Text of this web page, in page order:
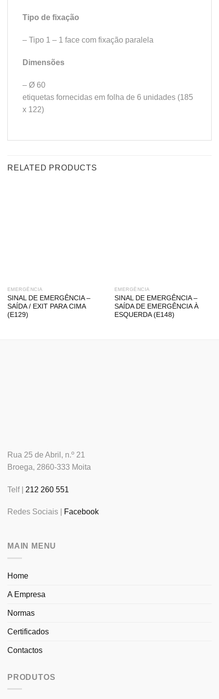
Tipo de fixação
– Tipo 1 – 1 face com fixação paralela
Dimensões
– Ø 60
etiquetas fornecidas em folha de 6 unidades (185
x 122)
RELATED PRODUCTS
EMERGÊNCIA
SINAL DE EMERGÊNCIA –
SAÍDA / EXIT PARA CIMA
(E129)
EMERGÊNCIA
SINAL DE EMERGÊNCIA –
SAÍDA DE EMERGÊNCIA À
ESQUERDA (E148)
Rua 25 de Abril, n.º 21
Broega, 2860-333 Moita
Telf | 212 260 551
Redes Sociais | Facebook
MAIN MENU
Home
A Empresa
Normas
Certificados
Contactos
PRODUTOS